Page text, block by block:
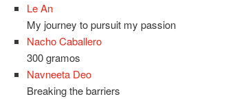
Le An
My journey to pursuit my passion
Nacho Caballero
300 gramos
Navneeta Deo
Breaking the barriers